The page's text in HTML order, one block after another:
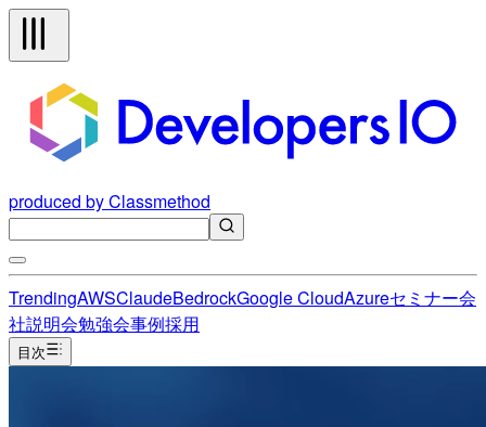
produced by Classmethod
TrendingAWSClaudeBedrockGoogle CloudAzureセミナー会
社説明会勉強会事例採用
目次